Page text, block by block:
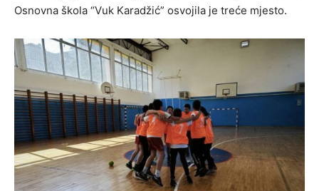
Osnovna škola “Vuk Karadžić” osvojila je treće mjesto.